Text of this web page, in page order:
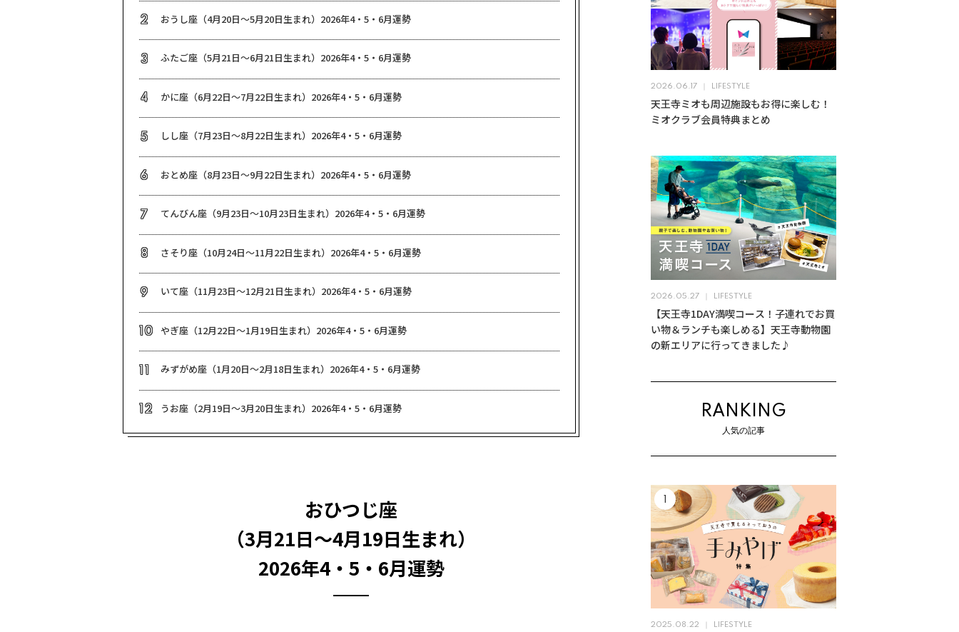
2 おうし座（4月20日～5月20日生まれ）2026年4・5・6月運勢
3 ふたご座（5月21日～6月21日生まれ）2026年4・5・6月運勢
4 かに座（6月22日～7月22日生まれ）2026年4・5・6月運勢
5 しし座（7月23日～8月22日生まれ）2026年4・5・6月運勢
6 おとめ座（8月23日～9月22日生まれ）2026年4・5・6月運勢
7 てんびん座（9月23日～10月23日生まれ）2026年4・5・6月運勢
8 さそり座（10月24日～11月22日生まれ）2026年4・5・6月運勢
9 いて座（11月23日～12月21日生まれ）2026年4・5・6月運勢
10 やぎ座（12月22日～1月19日生まれ）2026年4・5・6月運勢
11 みずがめ座（1月20日～2月18日生まれ）2026年4・5・6月運勢
12 うお座（2月19日～3月20日生まれ）2026年4・5・6月運勢
おひつじ座
（3月21日～4月19日生まれ）
2026年4・5・6月運勢
2026.06.17 LIFESTYLE
天王寺ミオも周辺施設もお得に楽しむ！
ミオクラブ会員特典まとめ
2026.05.27 LIFESTYLE
【天王寺1DAY満喫コース！子連れでお買
い物＆ランチも楽しめる】天王寺動物園
の新エリアに行ってきました♪
RANKING
人気の記事
2025.08.22 LIFESTYLE